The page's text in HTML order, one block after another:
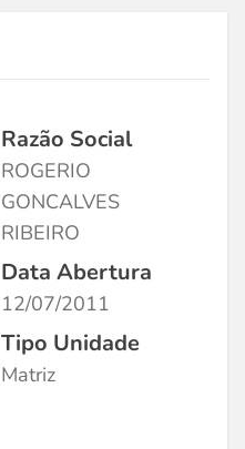
Razão Social
ROGERIO
GONCALVES
RIBEIRO
Data Abertura
12/07/2011
Tipo Unidade
Matriz